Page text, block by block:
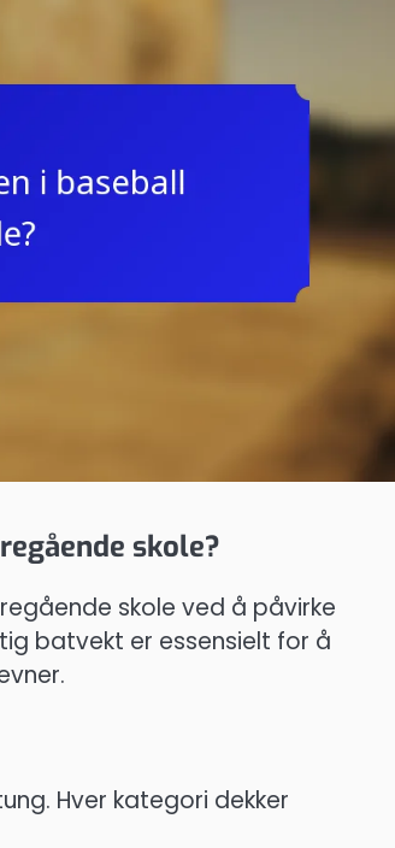
skole?
skole ved å påvirke
batvekt er essensielt for å
Hver kategori dekker